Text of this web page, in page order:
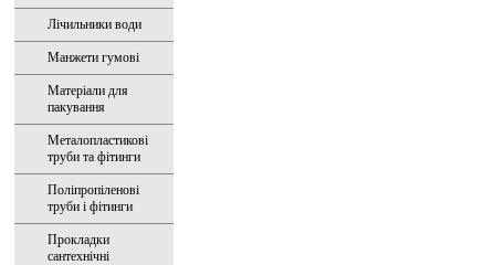
Лічильники води
Манжети гумові
Матеріали для
пакування
Металопластикові
труби та фітинги
Поліпропіленові
труби і фітинги
Прокладки
сантехнічні